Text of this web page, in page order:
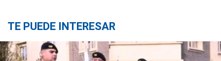
TE PUEDE INTERESAR